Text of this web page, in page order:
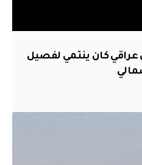
عراقي كان ينتمي لفصيل